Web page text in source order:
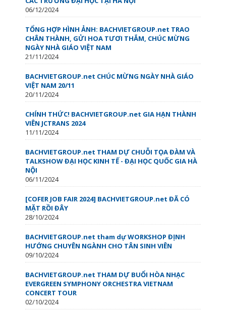
06/12/2024
TỔNG HỢP HÌNH ẢNH: BACHVIETGROUP.net TRAO
CHÂN THÀNH, GỬI HOA TƯƠI THẮM, CHÚC MỪNG
NGÀY NHÀ GIÁO VIỆT NAM
21/11/2024
BACHVIETGROUP.net CHÚC MỪNG NGÀY NHÀ GIÁO
VIỆT NAM 20/11
20/11/2024
CHÍNH THỨC! BACHVIETGROUP.net GIA HẠN THÀNH
VIÊN JCTRANS 2024
11/11/2024
BACHVIETGROUP.net THAM DỰ CHUỖI TỌA ĐÀM VÀ
TALKSHOW ĐẠI HỌC KINH TẾ - ĐẠI HỌC QUỐC GIA HÀ
NỘI
06/11/2024
[COFER JOB FAIR 2024] BACHVIETGROUP.net ĐÃ CÓ
MẶT RỒI ĐÂY
28/10/2024
BACHVIETGROUP.net tham dự WORKSHOP ĐỊNH
HƯỚNG CHUYÊN NGÀNH CHO TÂN SINH VIÊN
09/10/2024
BACHVIETGROUP.net THAM DỰ BUỔI HÒA NHẠC
EVERGREEN SYMPHONY ORCHESTRA VIETNAM
CONCERT TOUR
02/10/2024